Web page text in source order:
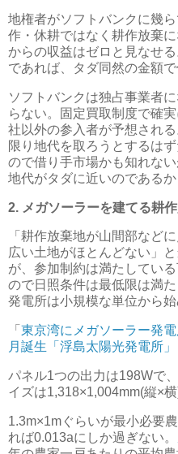
地権者がソフトバンクに幾
作・休耕ではなく耕作放棄
からの収益はゼロと見なせ
であれば、タダ同然の金額で
ソフトバンクは独占事業者
らない。固定買取制度で確
社以外の参入者が予想され
限り地代を取ろうとするは
ので借り手市場かも知れな
地代がタダに近いのであるか
2. メガソーラーを建てる耕
「耕作放棄地が山間部など
広い土地がほとんどない」
が、参加制約は満たしてい
ので日照条件は最低限は満
発電所は小規模な単位から始
「 東京湾にメガソーラー発
月誕生「浮島太陽光発電所
パネル1つの出力は198Wで
イズは1,318×1,004mm(縦×
1.3m×1mぐらいが最小必要
れば0.013aにしか過ぎない。